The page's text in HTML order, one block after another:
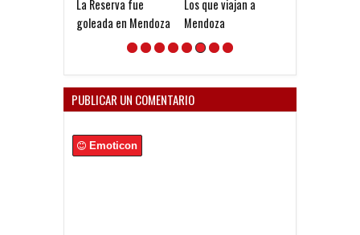
La Reserva fue
goleada en Mendoza
Los que viajan a
Mendoza
PUBLICAR UN COMENTARIO
Emoticon